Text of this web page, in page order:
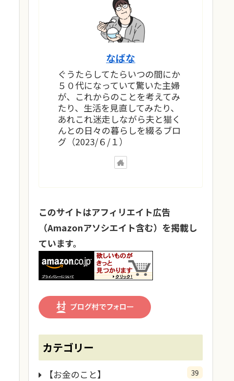
なばな
ぐうたらしてたらいつの間にか
５０代になっていて驚いた主婦
が、これからのことを考えてみ
たり、生活を見直してみたり、
あれこれ迷走しながら夫と猫く
んとの日々の暮らしを綴るブロ
グ（2023/６/１）
このサイトはアフィリエイト広告
（Amazonアソシエイト含む）を掲載し
ています。
カテゴリー
【お金のこと】 39